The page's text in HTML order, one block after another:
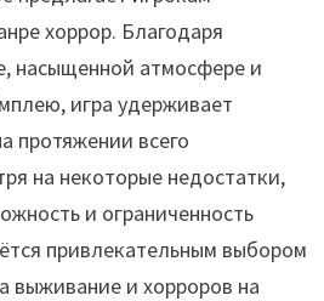
хоррор. Благодаря
насыщенной атмосфере и
игра удерживает
протяжении всего
на некоторые недостатки,
и ограниченность
привлекательным выбором
выживание и хорроров на